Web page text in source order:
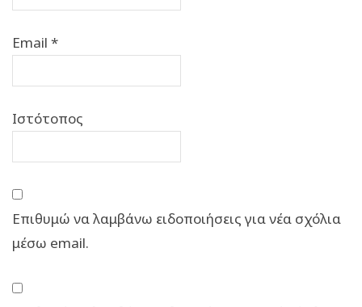
Email *
Ιστότοπος
Επιθυμώ να λαμβάνω ειδοποιήσεις για νέα σχόλια
μέσω email.